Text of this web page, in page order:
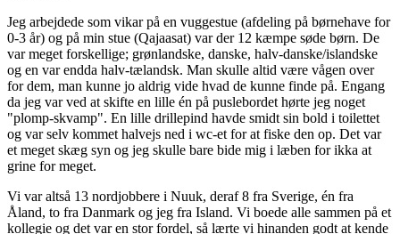
Jeg arbejdede som vikar på en vuggestue (afdeling på børnehave for
0-3 år) og på min stue (Qajaasat) var der 12 kæmpe søde børn. De
var meget forskellige; grønlandske, danske, halv-danske/islandske
og en var endda halv-tælandsk. Man skulle altid være vågen over
for dem, man kunne jo aldrig vide hvad de kunne finde på. Engang
da jeg var ved at skifte en lille én på puslebordet hørte jeg noget
"plomp-skvamp". En lille drillepind havde smidt sin bold i toilettet
og var selv kommet halvejs ned i wc-et for at fiske den op. Det var
et meget skæg syn og jeg skulle bare bide mig i læben for ikka at
grine for meget.
Vi var altså 13 nordjobbere i Nuuk, deraf 8 fra Sverige, én fra
Åland, to fra Danmark og jeg fra Island. Vi boede alle sammen på et
kollegie og det var en stor fordel, så lærte vi hinanden godt at kende